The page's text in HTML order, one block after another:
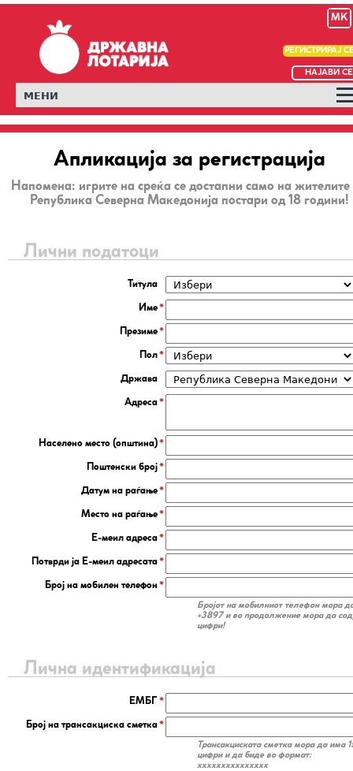
MK
РЕГИСТРИРАЈ
НАЈАВИ СЕ
МЕНИ
Апликација за регистрација
Напомена: игрите на среќа се достапни само на жителите
Република Северна Македонија постари од 18 години!
Лични податоци
Титула
Име
Презиме
Пол
Држава
Адреса
Населено место (општина)
Поштенски број
Датум на раѓање
Место на раѓање
Е-меил адреса
Потврди ја Е-меил адресата
Број на мобилен телефон
Бројот на мобилниот телефон мора
+3897 и во продолжение мора да
цифри!
Лична идентификација
ЕМБГ
Број на трансакциска сметка
Трансакциската сметка мора да има
цифри и да биде во формат:
xxxxxxxxxxxxxxx